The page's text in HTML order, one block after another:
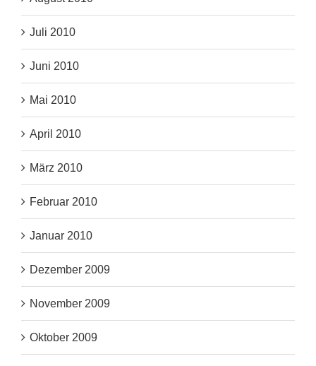
Juli 2010
Juni 2010
Mai 2010
April 2010
März 2010
Februar 2010
Januar 2010
Dezember 2009
November 2009
Oktober 2009